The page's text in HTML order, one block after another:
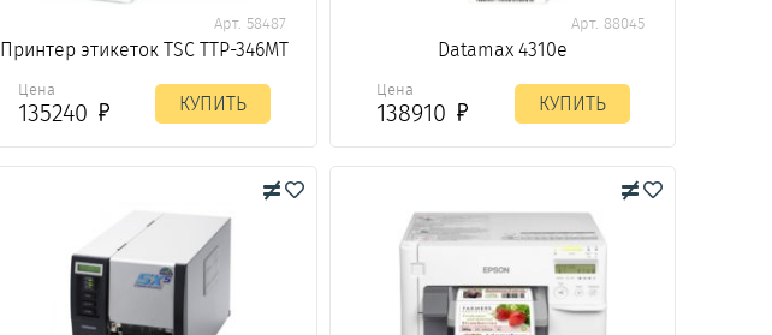
Арт. 58487
Принтер этикеток TSC TTP-346MT
Цена
135240 КУПИТЬ
Арт. 88045
Datamax 4310e
Цена
138910 КУПИТЬ